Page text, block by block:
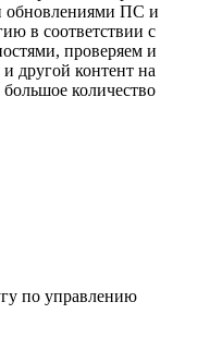
обновлениями ПС и
в соответствии с
проверяем и
другой контент на
количество
по управлению